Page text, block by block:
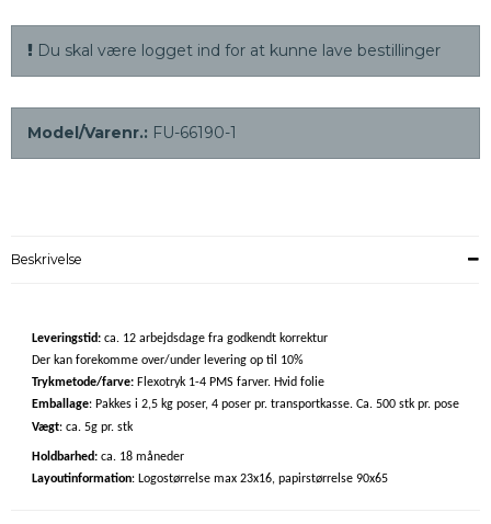
Du skal være logget ind for at kunne lave bestillinger
Model/Varenr.: FU-66190-1
Beskrivelse
Leveringstid:ca. 12 arbejdsdage fra godkendt korrektur
Der kan forekomme over/under levering op til 10%
Trykmetode/farve: Flexotryk 1-4 PMS farver. Hvid folie
Emballage: Pakkes i 2,5 kg poser, 4 poser pr. transportkasse. Ca. 500 stk pr. pose
Vægt: ca. 5g pr. stk
Holdbarhed:ca. 18 måneder
Layoutinformation: Logostørrelse max 23x16, papirstørrelse 90x65